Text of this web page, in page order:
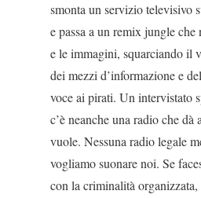
smonta un servizio televisivo
e passa a un remix jungle
e le imma­gini, squarciando il
dei mezzi d’informazione e
voce ai pirati. Un intervistato
c’è neanche una radio che
vuole. Nessuna ra­dio legale
vogliamo suonare noi. Se
con la criminalità